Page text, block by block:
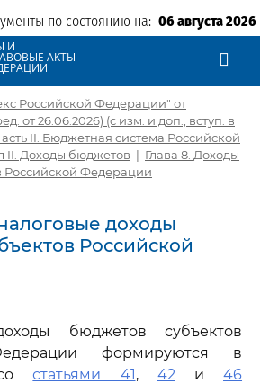
по состоянию на: 06 августа 2026
И
АКТЫ
Российской Федерации" от
от 26.06.2026) (с изм. и доп., вступ. в
II. Бюджетная система Российской
II. Доходы бюджетов | Глава 8. Доходы
Российской Федерации
доходы
Российской
бюджетов субъектов
формируются в
состатьями 41, 42и46